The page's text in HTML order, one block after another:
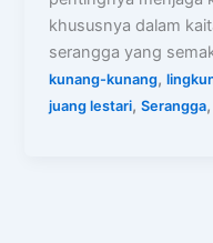
khususnya dalam
serangga yang
kunang-kunang,
juang lestari,Serangga